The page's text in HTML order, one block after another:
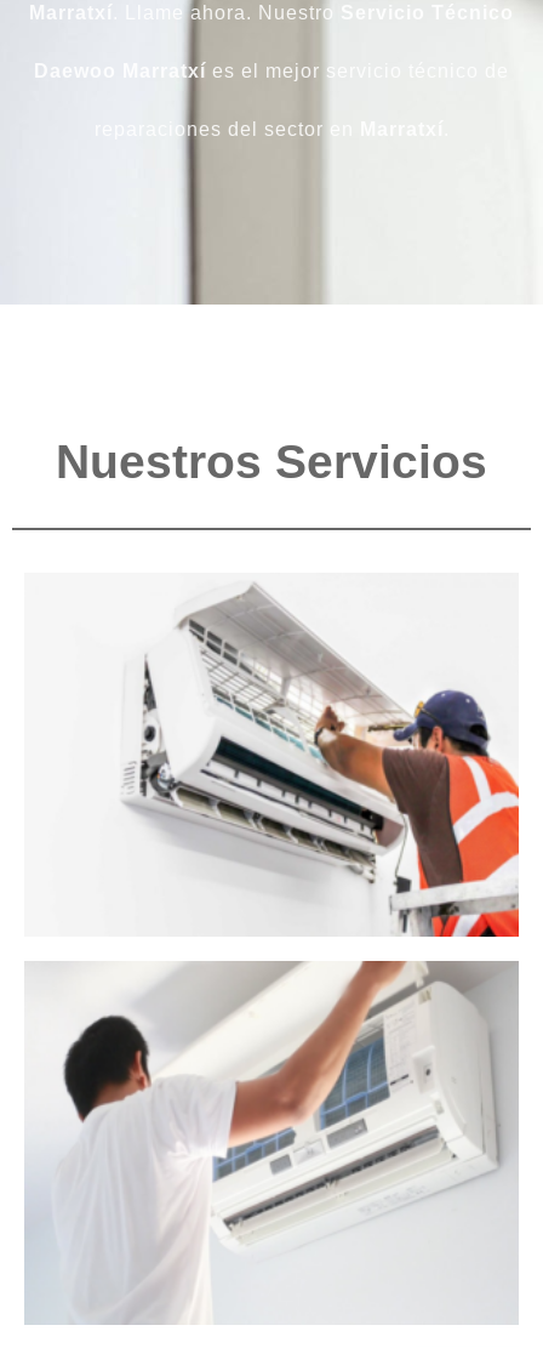
Marratxí . Llame ahora. Nuestro Servicio Técnico
Daewoo Marratxí es el mejor servicio técnico de
reparaciones del sector en
Nuestros Servicios